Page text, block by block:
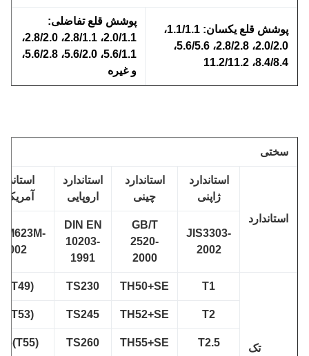
پوشش قلع یکسان: 1.1/1.1،
2.0/2.0، 2.8/2.8، 5.6/5.6،
8.4، 11.2/11.2
پوشش قلع تفاضلی:
2.0/1.1، 2.8/1.1، 2.8/2.0،
5.6/1.1، 5.6/2.0، 5.6/2.8،
و غیره
استاندارد
ژاپنی
استاندارد
چینی
استاندارد
اروپایی
استاندارد
آمریکایی
JIS3303-
2002
GB/T
2520-
2000
DIN EN
10203-
1991
ASTM623M-
2002
TH50+SE
TS230
T1(T49)
TH52+SE
TS245
T2(T53)
T2.5
TH55+SE
TS260
T2.5(T55)